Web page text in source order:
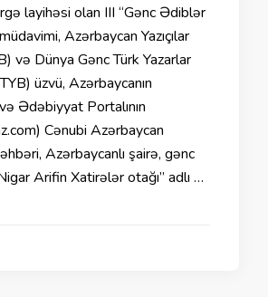
layihəsi olan III “Gənc Ədiblər
Azərbaycan Yazıçılar
və Dünya Gənc Türk Yazarlar
üzvü, Azərbaycanın
Ədəbiyyat Portalının
Cənubi Azərbaycan
Azərbaycanlı şairə, gənc
Arifin Xatirələr otağı” adlı …